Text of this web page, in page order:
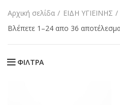
Αρχική σελίδα ΕΙΔΗ ΥΓΙΕΙΝΗΣ
Βλέπετε 1–24 απο 36
ΦΙΛΤΡΑ